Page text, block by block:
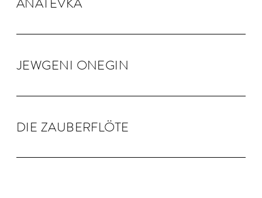
JEW­GENI ONEGIN
DIE ZAU­BER­FLÖTE